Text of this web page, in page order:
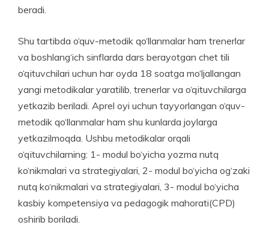
beradi.
Shu tartibda o‘quv-metodik qo‘llanmalar ham trenerlar
va boshlang‘ich sinflarda dars berayotgan chet tili
o‘qituvchilari uchun har oyda 18 soatga mo‘ljallangan
yangi metodikalar yaratilib, trenerlar va o‘qituvchilarga
yetkazib beriladi. Aprel oyi uchun tayyorlangan o‘quv-
metodik qo‘llanmalar ham shu kunlarda joylarga
yetkazilmoqda. Ushbu metodikalar orqali
o‘qituvchilarning: 1- modul bo‘yicha yozma nutq
ko‘nikmalari va strategiyalari, 2- modul bo‘yicha og‘zaki
nutq ko‘nikmalari va strategiyalari, 3- modul bo‘yicha
kasbiy kompetensiya va pedagogik mahorati(CPD)
oshirib boriladi.